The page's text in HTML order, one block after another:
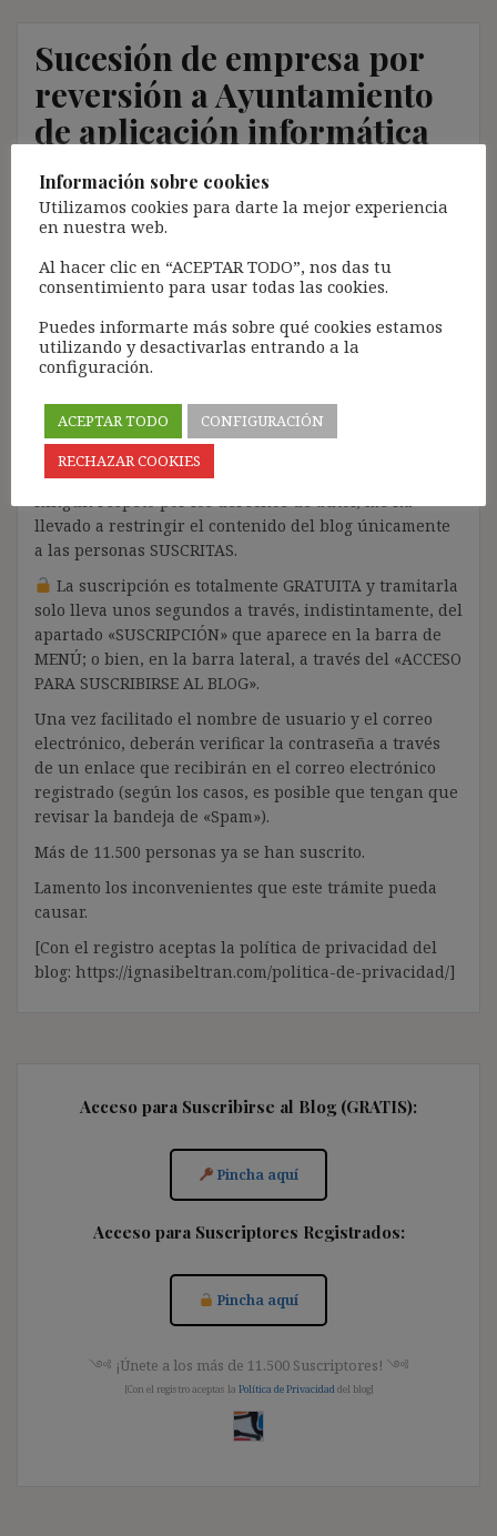
Sucesión de empresa por
reversión a Ayuntamiento
de aplicación informática
de gestión de tributos
locales y despido colectivo
nulo
23 marzo, 2017 ibdehere Comentarios Jurisprudencia
Nota:
El propósito de este blog es compartir contenido de
La proliferación de empresas que utilizan la
Inteligencia Artificial Generativa (IAG) con ánimo de
lucro y que se apropian del contenido de terceros sin
llevado a restringir el contenido del blog únicamente
a las personas SUSCRITAS.
La suscripción es totalmente GRATUITA y tramitarla
solo lleva unos segundos a través, indistintamente, del
apartado «SUSCRIPCIÓN» que aparece en la barra de
MENÚ; o bien, en la barra lateral, a través del «ACCESO
PARA SUSCRIBIRSE AL BLOG».
Una vez facilitado el nombre de usuario y el correo
electrónico, deberán verificar la contraseña a través
de un enlace que recibirán en el correo electrónico
registrado (según los casos, es posible que tengan que
revisar la bandeja de «Spam»).
Más de 11.500 personas ya se han suscrito.
Lamento los inconvenientes que este trámite pueda
causar.
[Con el registro aceptas la política de privacidad del
blog: https://ignasibeltran.com/politica-de-privacidad/]
Acceso para Suscribirse al Blog (GRATIS):
Pincha aquí
Acceso para Suscriptores Registrados:
Pincha aquí
༺ ¡Únete a los más de 11.500 Suscriptores! ༺
[Con el registro aceptas la Política de Privacidad del blog]
Información sobre cookies
Utilizamos cookies para darte la mejor experiencia
en nuestra web.
Al hacer clic en “ACEPTAR TODO”, nos das tu
consentimiento para usar todas las cookies.
Puedes informarte más sobre qué cookies estamos
utilizando y desactivarlas entrando a la
configuración.
ACEPTAR TODO
CONFIGURACIÓN
RECHAZAR COOKIES